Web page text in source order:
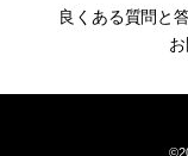
良くある質問と